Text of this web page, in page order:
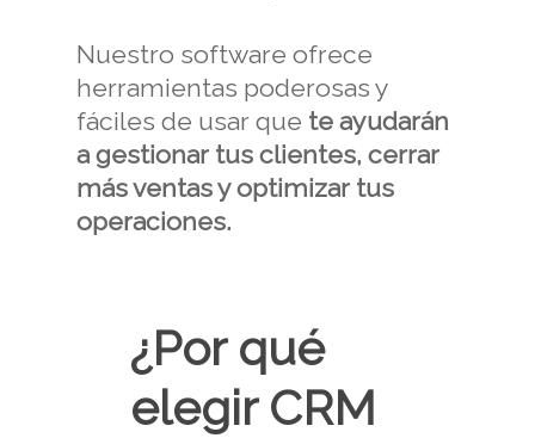
Nuestro software ofrece
herramientas poderosas y
fáciles de usar que te ayudarán
a gestionar tus clientes, cerrar
más ventas y optimizar tus
operaciones.
¿Por qué
elegir CRM